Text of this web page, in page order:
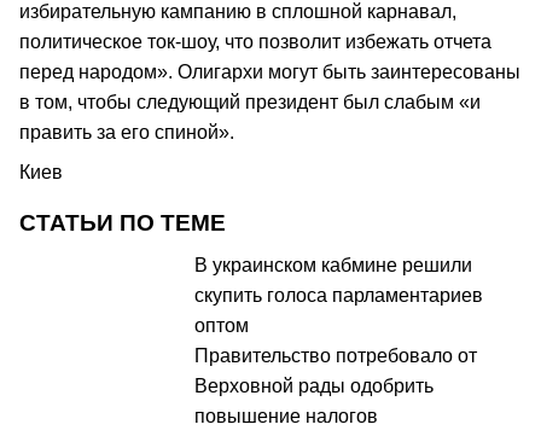
избирательную кампанию в сплошной карнавал,
политическое ток-шоу, что позволит избежать отчета
перед народом». Олигархи могут быть заинтересованы
в том, чтобы следующий президент был слабым «и
править за его спиной».
Киев
СТАТЬИ ПО ТЕМЕ
В украинском кабмине решили
скупить голоса парламентариев
оптом
Правительство потребовало от
Верховной рады одобрить
повышение налогов